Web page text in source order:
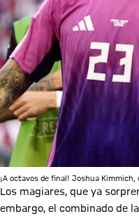
¡A octavos de final! Joshua
Los magiares, que ya
embargo, el combinado de